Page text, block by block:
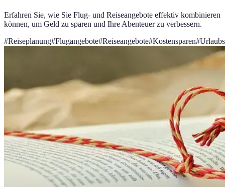
Erfahren Sie, wie Sie Flug- und Reiseangebote effektiv kombinieren
können, um Geld zu sparen und Ihre Abenteuer zu verbessern.
#Reiseplanung#Flugangebote#Reiseangebote#Kostensparen#